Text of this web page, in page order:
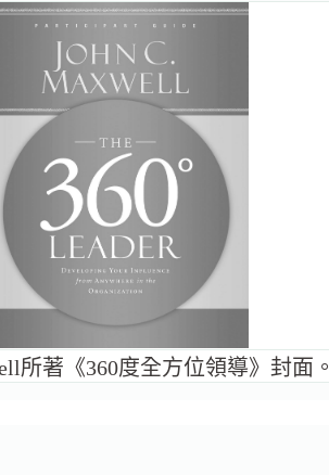
所著《360度全方位領導》封面。